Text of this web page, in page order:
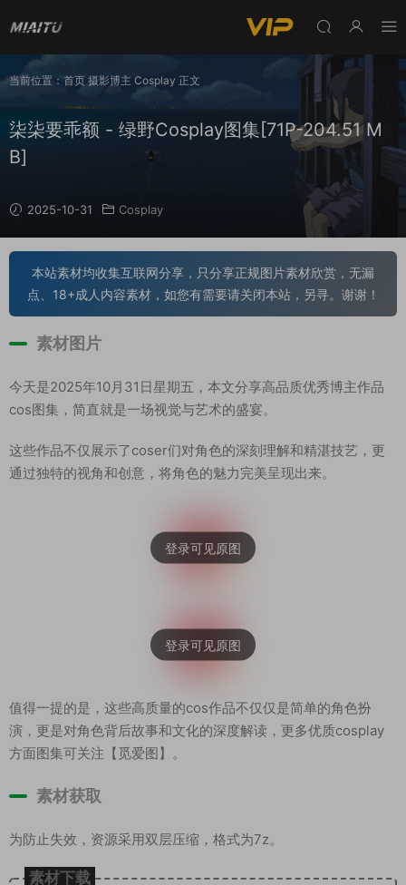
当前位置： 首页 摄影博主 Cosplay 正文
柒柒要乖额 - 绿野Cosplay图集[71P-204.51 M
B]
2025-10-31 Cosplay
本站素材均收集互联网分享，只分享正规图片素材欣赏，无漏
点、18+成人内容素材，如您有需要请关闭本站，另寻。谢谢！
素材图片
今天是2025年10月31日星期五，本文分享高品质优秀博主作品
cos图集，简直就是一场视觉与艺术的盛宴。
这些作品不仅展示了coser们对角色的深刻理解和精湛技艺，更
通过独特的视角和创意，将角色的魅力完美呈现出来。
值得一提的是，这些高质量的cos作品不仅仅是简单的角色扮
演，更是对角色背后故事和文化的深度解读，更多优质cosplay
方面图集可关注【觅爱图】。
素材获取
为防止失效，资源采用双层压缩，格式为7z。
素材下载